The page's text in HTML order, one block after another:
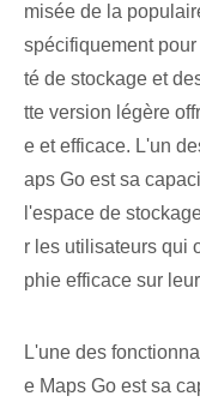
misée de la
spécifiquement
té de stockage et
tte version légère
e et efficace. L'un
aps Go est sa
l'espace de
r les utilisateurs qui
phie efficace sur
L'une des
e Maps ⁢Go est sa